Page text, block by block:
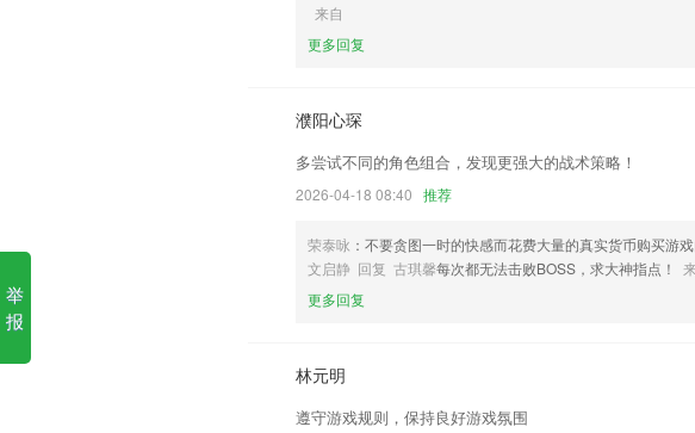
天天彩票选四软件优势
1.输入格式，每步计算详细显示注解，方便查看解题思路。
thon 都能胜任。
3.乔登自主研发的教材
4.预览观看视频资源,支持在资源中心选择视频并立即游览观看视频;
6.将教育理论内容分章节呈现，利于学生学习教育理论知识；
天天彩票选四更新了什么?
修复工作台
新增壁纸守护视频教程
来自
更多回复
濮阳心琛
多尝试不同的角色组合，发现更强大的战术策略！
2026-04-18 08:40 推荐
荣泰咏 ：不要贪图一时的快感而花费大量的真实货币购买游
文启静 回复 古琪馨每次都无法击败BOSS，求大神指点！
更多回复
林元明
遵守游戏规则，保持良好游戏氛围
举
报